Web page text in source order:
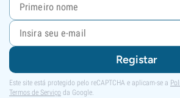
Registar
Este site está protegido pelo reCAPTCHA e aplicam-se a
Termos de Serviço da Google.